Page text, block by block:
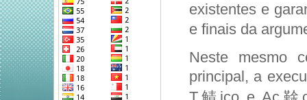
existentes e
e finais da
Neste mesmo
principal, a